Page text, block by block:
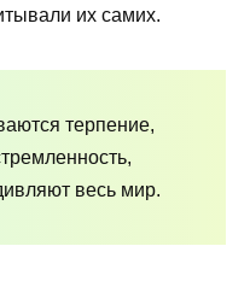
их самих.
терпение,
весь мир.